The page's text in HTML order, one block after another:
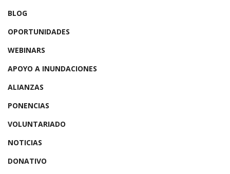
BLOG
OPORTUNIDADES
WEBINARS
APOYO A INUNDACIONES
ALIANZAS
PONENCIAS
VOLUNTARIADO
NOTICIAS
DONATIVO